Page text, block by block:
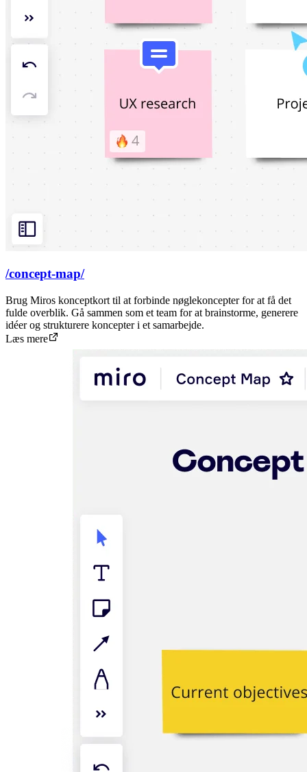
/concept-map/
Brug Miros konceptkort til at forbinde nøglekoncepter for at få det
fulde overblik. Gå sammen som et team for at brainstorme, generere
idéer og strukturere koncepter i et samarbejde.
Læs mere